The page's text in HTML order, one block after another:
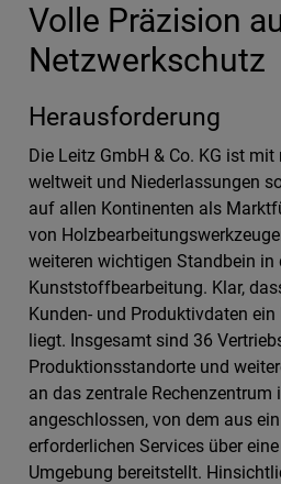
Volle Präzision
Netzwerkschutz
Herausforderung
Die Leitz GmbH & Co. KG ist
weltweit und Niederlassungen
auf allen Kontinenten als
von
weiteren wichtigen Standbein in
Kunststoffbearbeitung. Klar,
Kunden- und Produktivdaten
liegt. Insgesamt sind 36
Produktionsstandorte und
an das zentrale Rechenzentrum
angeschlossen, von dem aus
erforderlichen Services über
Umgebung bereitstellt.